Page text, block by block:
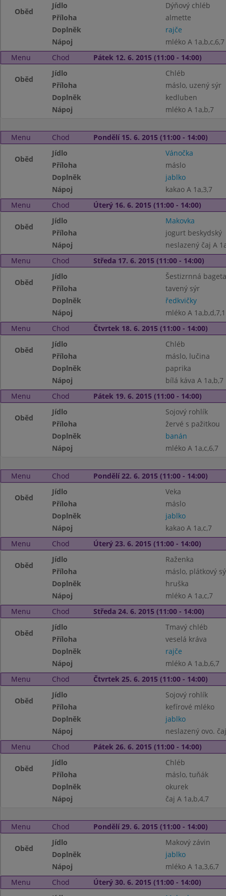
Oběd
Jídlo
Dýňový chléb
Příloha
almette
Doplněk
rajče
Nápoj
mléko A 1a,b,c,6,7
Menu
Chod Pátek 12. 6. 2015 (11:00 - 14:00)
Oběd
Jídlo
Chléb
Příloha
máslo, uzený sýr
Doplněk
kedluben
Nápoj
mléko A 1a,b,7
Menu Chod Pondělí 15. 6. 2015 (11:00 - 14:00)
Oběd
Jídlo
Vánočka
Příloha
máslo
Doplněk
jablko
Nápoj
kakao A 1a,3,7
Menu
Chod Úterý 16. 6. 2015 (11:00 - 14:00)
Oběd
Jídlo
Makovka
Příloha
jogurt beskydský
Nápoj
neslazený čaj A
Menu
Chod Středa 17. 6. 2015 (11:00 - 14:00)
Oběd
Jídlo
Šestizrnná bageta
Příloha
tavený sýr
Doplněk
ředkvičky
Nápoj
mléko A
Menu
Chod Čtvrtek 18. 6. 2015 (11:00 - 14:00)
Oběd
Jídlo
Chléb
Příloha
máslo, lučina
Doplněk
paprika
Nápoj
bílá káva A 1a,b,7
Menu
Chod Pátek 19. 6. 2015 (11:00 - 14:00)
Oběd
Jídlo
Sojový rohlík
Příloha
žervé s pažitkou
Doplněk
banán
Nápoj
mléko A 1a,c,6,7
Menu Chod Pondělí 22. 6. 2015 (11:00 - 14:00)
Oběd
Jídlo
Veka
Příloha
máslo
Doplněk
jablko
Nápoj
kakao A 1a,c,7
Menu
Chod Úterý 23. 6. 2015 (11:00 - 14:00)
Oběd
Jídlo
Raženka
Příloha
máslo, plátkový
Doplněk
hruška
Nápoj
mléko A 1a,c,7
Menu
Chod Středa 24. 6. 2015 (11:00 - 14:00)
Oběd
Jídlo
Tmavý chléb
Příloha
veselá kráva
Doplněk
rajče
Nápoj
mléko A 1a,b,6,7
Menu
Chod Čtvrtek 25. 6. 2015 (11:00 - 14:00)
Oběd
Jídlo
Sojový rohlík
Příloha
kefírové mléko
Doplněk
jablko
Nápoj
neslazený ovo.
Menu
Chod Pátek 26. 6. 2015 (11:00 - 14:00)
Oběd
Jídlo
Chléb
Příloha
máslo, tuňák
Doplněk
okurek
Nápoj
čaj A 1a,b,4,7
Menu Chod Pondělí 29. 6. 2015 (11:00 - 14:00)
Oběd
Jídlo
Makový závin
Doplněk
jablko
Nápoj
mléko A 1a,3,6,7
Menu
Chod
Úterý 30. 6. 2015 (11:00 - 14:00)